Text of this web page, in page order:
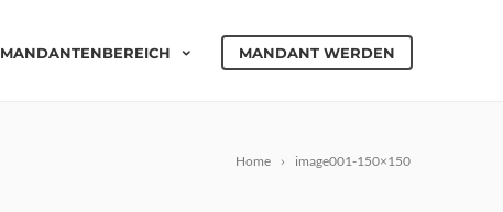
MANDANTENBEREICH MANDANT WERDEN
Home image001-150×150